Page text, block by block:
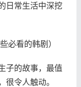
日常生活中深挖
子的故事，最值
很令人触动。